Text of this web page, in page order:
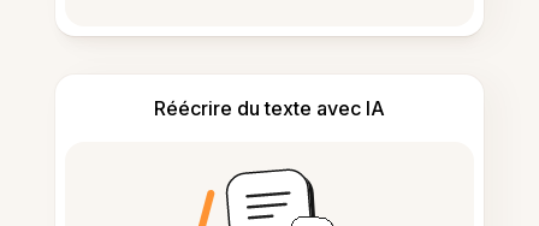
Réécrire du texte avec IA